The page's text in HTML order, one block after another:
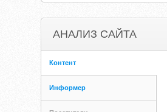
АНАЛИЗ САЙТА
Контент
Информер